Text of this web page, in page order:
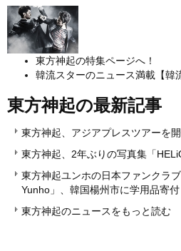
東方神起の特集ページへ！
韓流スターのニュース満載【韓
東方神起の最新記事
東方神起、アジアプレスツアーを
東方神起、2年ぶりの写真集「
東方神起ユンホの日本ファンクラ
Yunho」、韓国楊州市に学用品寄付
東方神起のニュースをもっと読む